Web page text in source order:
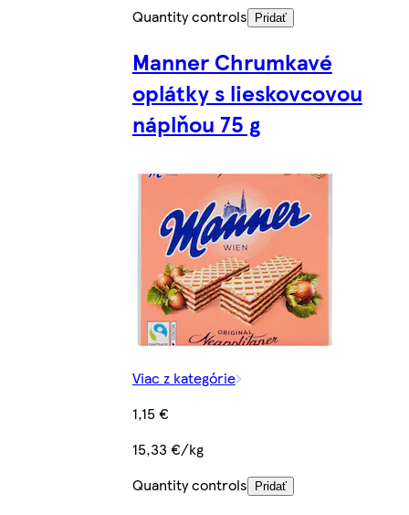
Quantity controls
Pridať
Manner Chrumkavé
oplátky s lieskovcovou
náplňou 75 g
Viac z kategórie
1,15 €
15,33 €/kg
Quantity controls
Pridať